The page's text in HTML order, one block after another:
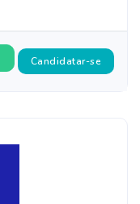
Candidatar-se